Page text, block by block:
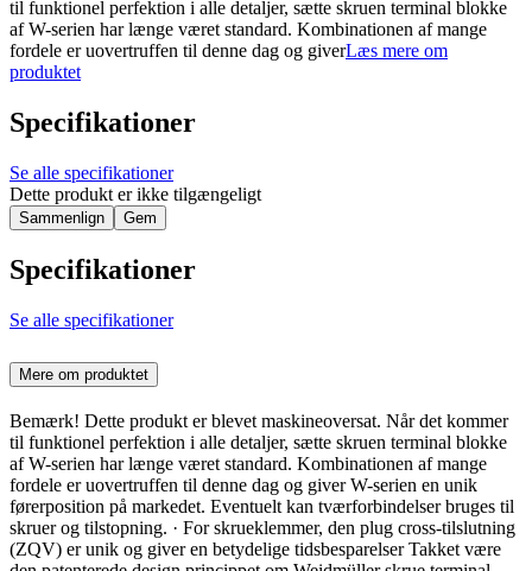
til funktionel perfektion i alle detaljer, sætte skruen terminal blokke
af W-serien har længe været standard. Kombinationen af ​​mange
fordele er uovertruffen til denne dag og giverLæs mere om
produktet
Specifikationer
Se alle specifikationer
Dette produkt er ikke tilgængeligt
Sammenlign Gem
Specifikationer
Se alle specifikationer
Mere om produktet
Bemærk! Dette produkt er blevet maskineoversat. Når det kommer
til funktionel perfektion i alle detaljer, sætte skruen terminal blokke
af W-serien har længe været standard. Kombinationen af ​​mange
fordele er uovertruffen til denne dag og giver W-serien en unik
førerposition på markedet. Eventuelt kan tværforbindelser bruges til
skruer og tilstopning. · For skrueklemmer, den plug cross-tilslutning
(ZQV) er unik og giver en betydelige tidsbesparelser Takket være